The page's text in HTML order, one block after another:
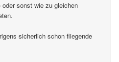
oder sonst wie zu gleichen
sicherlich schon fliegende